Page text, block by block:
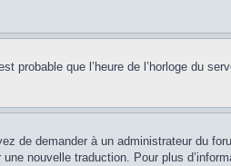
probable que l’heure de l’horloge du
de demander à un administrateur du
nouvelle traduction. Pour plus